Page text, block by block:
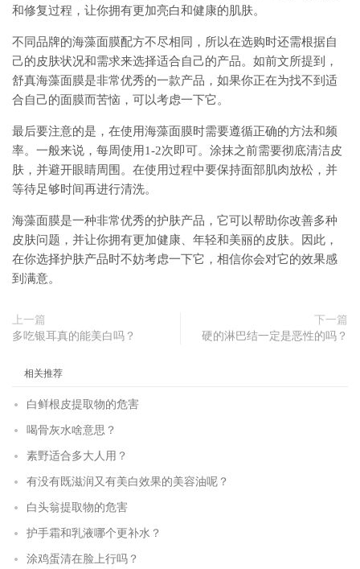
和修复过程，让你拥有更加亮白和健康的肌肤。
不同品牌的海藻面膜配方不尽相同，所以在选购时还需根据自
己的皮肤状况和需求来选择适合自己的产品。如前文所提到，
舒真海藻面膜是非常优秀的一款产品，如果你正在为找不到适
合自己的面膜而苦恼，可以考虑一下它。
最后要注意的是，在使用海藻面膜时需要遵循正确的方法和频
率。一般来说，每周使用1-2次即可。涂抹之前需要彻底清洁皮
肤，并避开眼睛周围。在使用过程中要保持面部肌肉放松，并
等待足够时间再进行清洗。
海藻面膜是一种非常优秀的护肤产品，它可以帮助你改善多种
皮肤问题，并让你拥有更加健康、年轻和美丽的皮肤。因此，
在你选择护肤产品时不妨考虑一下它，相信你会对它的效果感
到满意。
上一篇
多吃银耳真的能美白吗？
下一篇
硬的淋巴结一定是恶性的吗？
相关推荐
白鲜根皮提取物的危害
喝骨灰水啥意思？
素野适合多大人用？
有没有既滋润又有美白效果的美容油呢？
白头翁提取物的危害
护手霜和乳液哪个更补水？
涂鸡蛋清在脸上行吗？